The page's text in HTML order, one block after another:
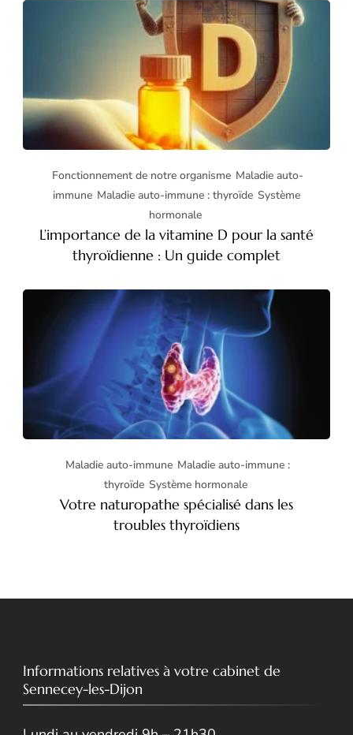
Fonctionnement de notre organisme Maladie auto-
immune Maladie auto-immune : thyroïde Système
hormonale
L’importance de la vitamine D pour la santé
thyroïdienne : Un guide complet
Maladie auto-immune Maladie auto-immune :
thyroïde Système hormonale
Votre naturopathe spécialisé dans les
troubles thyroïdiens
Informations relatives à votre cabinet de
Sennecey-les-Dijon